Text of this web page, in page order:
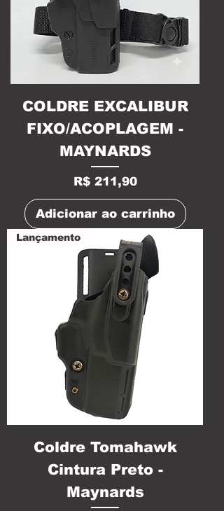
COLDRE EXCALIBUR
FIXO/ACOPLAGEM -
MAYNARDS
Preço
R$ 211,90
Adicionar ao carrinho
Lançamento
Coldre Tomahawk
Cintura Preto -
Maynards